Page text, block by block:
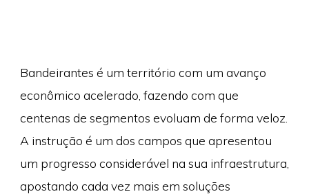
Bandeirantes é um território com um avanço
econômico acelerado, fazendo com que
centenas de segmentos evoluam de forma veloz.
A instrução é um dos campos que apresentou
um progresso considerável na sua infraestrutura,
apostando cada vez mais em soluções